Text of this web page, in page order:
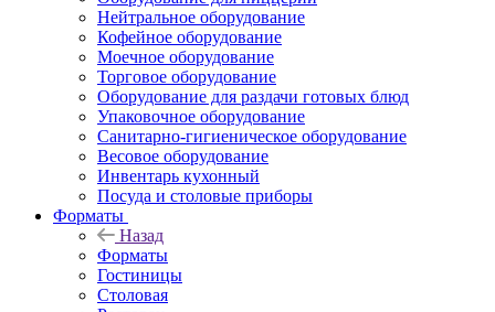
Нейтральное оборудование
Кофейное оборудование
Моечное оборудование
Торговое оборудование
Оборудование для раздачи готовых блюд
Упаковочное оборудование
Санитарно-гигиеническое оборудование
Весовое оборудование
Инвентарь кухонный
Посуда и столовые приборы
Форматы
Назад
Форматы
Гостиницы
Столовая